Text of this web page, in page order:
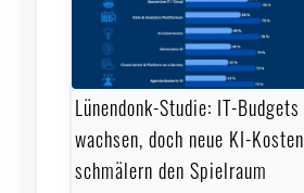
Lünendonk-Studie: IT-Budgets
wachsen, doch neue KI-Kosten
schmälern den Spielraum